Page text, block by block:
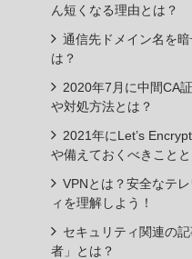
ん短くなる理由とは？
通信先ドメイン名を
は？
2020年7月に中間CA
や対処方法とは？
2021年にLet’s
や備えておくべきことと
VPNとは？安全なテ
ィを理解しよう！
セキュリティ関連の
者」とは？